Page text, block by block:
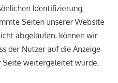
Identifizierung.
Seiten unserer Website
abgelaufen, können wir
der Nutzer auf die Anzeige
Seite weitergeleitet wurde.